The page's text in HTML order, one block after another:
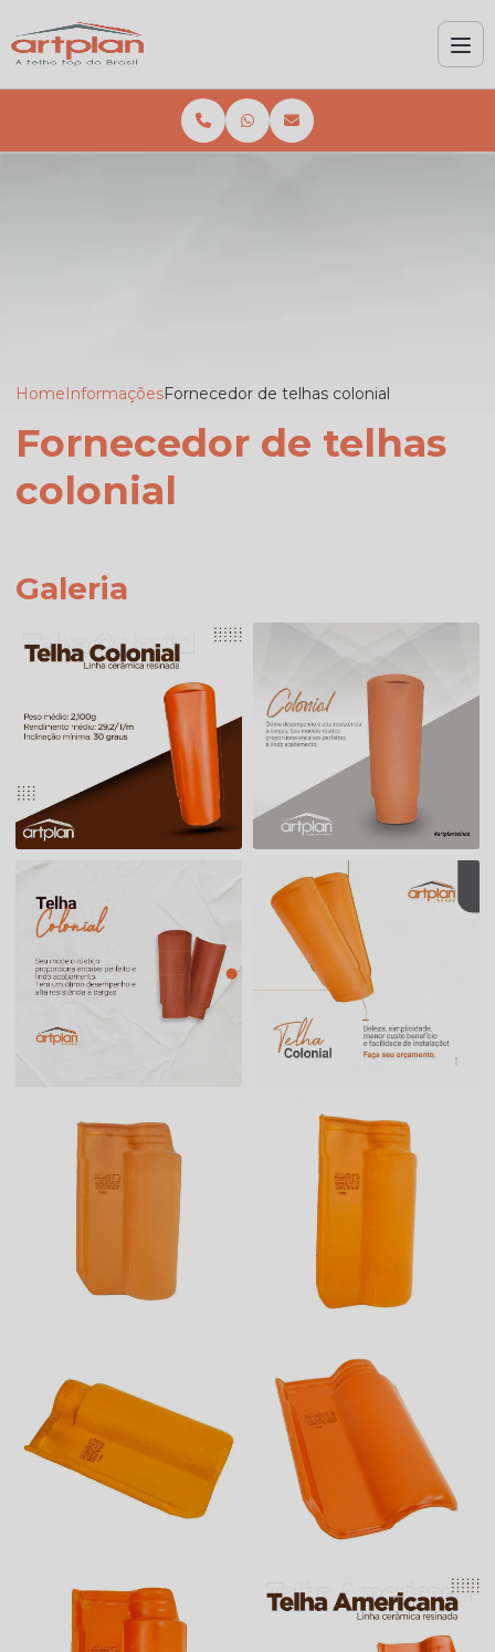
HomeInformaçõesFornecedor de telhas colonial
Fornecedor de telhas
colonial
Galeria